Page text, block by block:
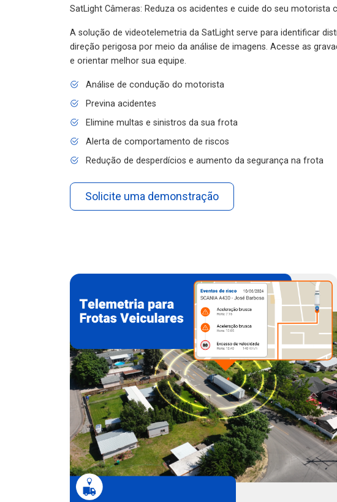
SatLight Câmeras: Reduza os acidentes e cuide do seu motorista
A solução de videotelemetria da SatLight serve para identificar
direção perigosa por meio da análise de imagens. Acesse as
e orientar melhor sua equipe.
Análise de condução do motorista
Previna acidentes
Elimine multas e sinistros da sua frota
Alerta de comportamento de riscos
Redução de desperdícios e aumento da segurança na frota
Solicite uma demonstração